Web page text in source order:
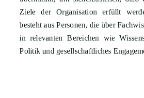
Ziele der Organisation erfüllt
besteht aus Personen, die über
in relevanten Bereichen wie
Politik und gesellschaftliches